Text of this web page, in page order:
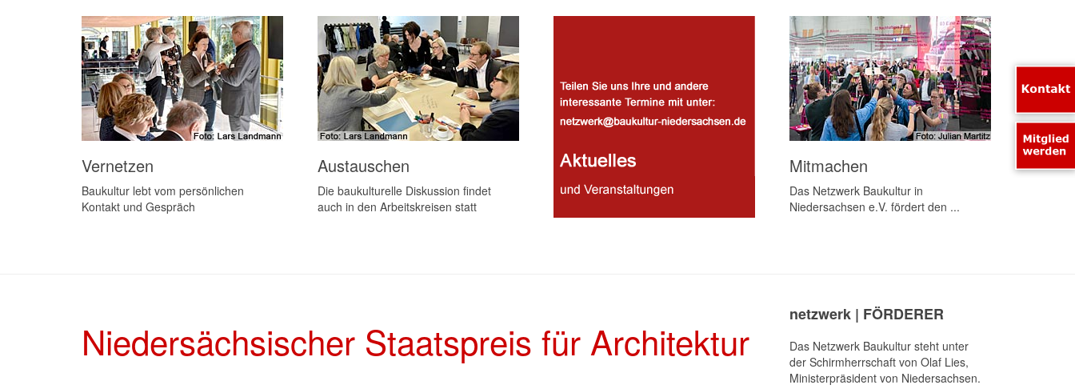
Vernetzen
Baukultur lebt vom persönlichen
Kontakt und Gespräch
Austauschen
Die baukulturelle Diskussion findet
auch in den Arbeitskreisen statt
Mitmachen
Das Netzwerk Baukultur in
Niedersachsen e.V. fördert den ...
Niedersächsischer Staatspreis für Architektur
netzwerk | FÖRDERER
Das Netzwerk Baukultur steht unter
der Schirmherrschaft von Olaf Lies,
Ministerpräsident von Niedersachsen.